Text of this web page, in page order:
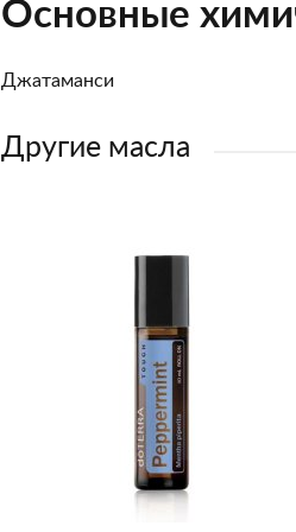
Основные
Джатаманси
Другие масла